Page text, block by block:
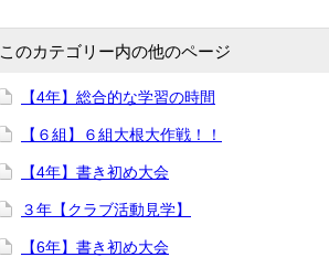
このカテゴリー内の他のページ
【4年】総合的な学習の時間
【６組】６組大根大作戦！！
【4年】書き初め大会
３年【クラブ活動見学】
【6年】書き初め大会